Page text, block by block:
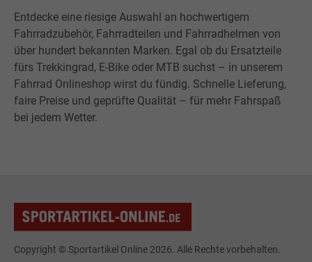
Entdecke eine riesige Auswahl an hochwertigem
Fahrradzubehör, Fahrradteilen und Fahrradhelmen von
über hundert bekannten Marken. Egal ob du Ersatzteile
fürs Trekkingrad, E-Bike oder MTB suchst – in unserem
Fahrrad Onlineshop wirst du fündig. Schnelle Lieferung,
faire Preise und geprüfte Qualität – für mehr Fahrspaß
bei jedem Wetter.
Copyright © Sportartikel Online 2026. Alle Rechte vorbehalten.